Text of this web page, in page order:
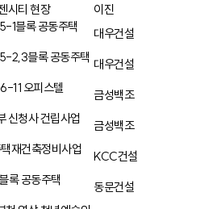
시티 현장
이진
1블록 공동주택
대우건설
2,3블록 공동주택 대우건설
11 오피스텔
금성백조
신청사 건립사업
금성백조
재건축정비사업
KCC건설
록 공동주택
동문건설